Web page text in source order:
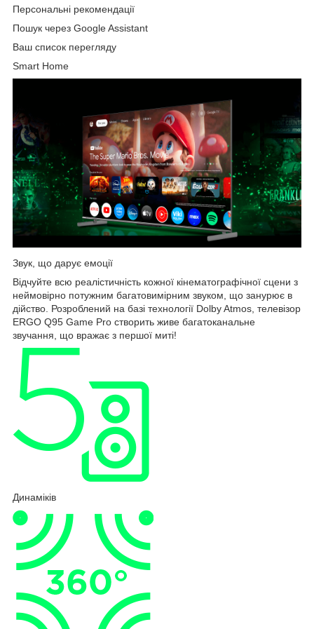
Персональні рекомендації
Пошук через Google Assistant
Ваш список перегляду
Smart Home
Звук, що дарує емоції
Відчуйте всю реалістичність кожної кінематографічної сцени з
неймовірно потужним багатовимірним звуком, що занурює в
дійство. Розроблений на базі технології Dolby Atmos, телевізор
ERGO Q95 Game Pro створить живе багатоканальне
звучання, що вражає з першої миті!
Динаміків